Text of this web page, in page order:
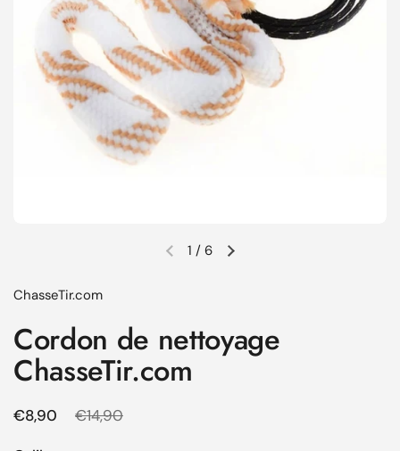
Diapositive précédente
Diapositive suivante
1 / 6
ChasseTir.com
Cordon de nettoyage
ChasseTir.com
Prix régulier
€8,90 Prix de solde
€14,90